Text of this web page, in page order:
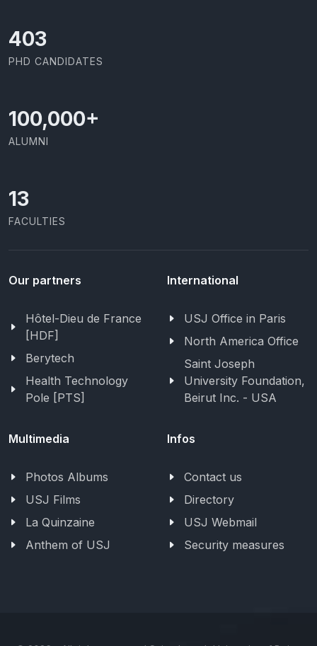
426
PHD CANDIDATES
100,000+
ALUMNI
13
FACULTIES
Our partners
Hôtel-Dieu de France
[HDF]
Berytech
Health Technology
Pole [PTS]
International
USJ Office in Paris
North America Office
Saint Joseph
University Foundation,
Beirut Inc. - USA
Multimedia
Photos Albums
USJ Films
La Quinzaine
Anthem of USJ
Infos
Contact us
Directory
USJ Webmail
Security measures